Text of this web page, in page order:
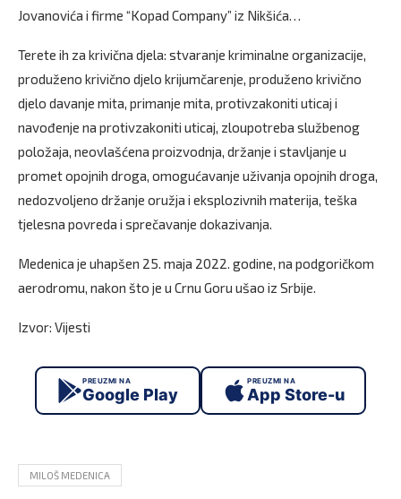
Jovanovića i firme “Kopad Company” iz Nikšića…
Terete ih za krivična djela: stvaranje kriminalne organizacije,
produženo krivično djelo krijumčarenje, produženo krivično
djelo davanje mita, primanje mita, protivzakoniti uticaj i
navođenje na protivzakoniti uticaj, zloupotreba službenog
položaja, neovlašćena proizvodnja, držanje i stavljanje u
promet opojnih droga, omogućavanje uživanja opojnih droga,
nedozvoljeno držanje oružja i eksplozivnih materija, teška
tjelesna povreda i sprečavanje dokazivanja.
Medenica je uhapšen 25. maja 2022. godine, na podgoričkom
aerodromu, nakon što je u Crnu Goru ušao iz Srbije.
Izvor: Vijesti
PREUZMI NA
Google Play
PREUZMI NA
App Store-u
MILOŠ MEDENICA